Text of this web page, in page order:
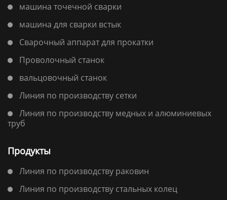
машина точечной сварки
машина для сварки встык
Сварочный аппарат для прокатки
Проволочный станок
вальцовочный станок
Линия по производству сетки
Линия по производству медных и алюминиевых
труб
Продукты
Линия по производству раковин
Линия по производству стальных колец